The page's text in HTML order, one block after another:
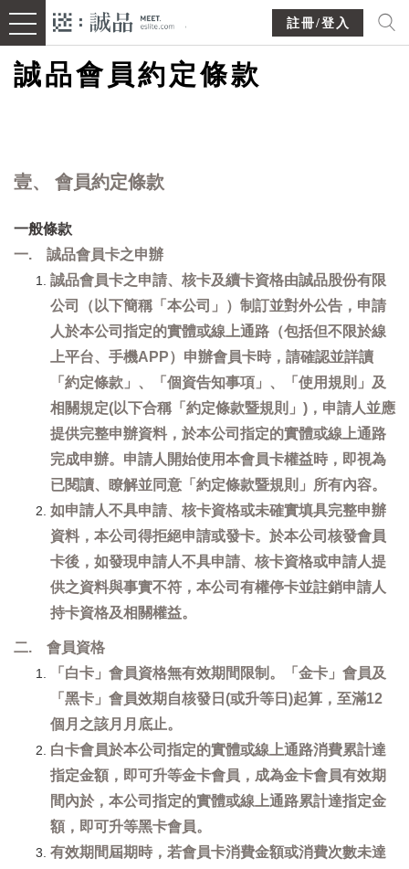
註冊/登入
誠品會員約定條款
壹、 會員約定條款
一般條款
一. 誠品會員卡之申辦
誠品會員卡之申請、核卡及續卡資格由誠品股份有限
公司（以下簡稱「本公司」）制訂並對外公告，申請
人於本公司指定的實體或線上通路（包括但不限於線
上平台、手機APP）申辦會員卡時，請確認並詳讀
「約定條款」、「個資告知事項」、「使用規則」及
相關規定(以下合稱「約定條款暨規則」)，申請人並應
提供完整申辦資料，於本公司指定的實體或線上通路
完成申辦。申請人開始使用本會員卡權益時，即視為
已閱讀、瞭解並同意「約定條款暨規則」所有內容。
如申請人不具申請、核卡資格或未確實填具完整申辦
資料，本公司得拒絕申請或發卡。於本公司核發會員
卡後，如發現申請人不具申請、核卡資格或申請人提
供之資料與事實不符，本公司有權停卡並註銷申請人
持卡資格及相關權益。
二. 會員資格
「白卡」會員資格無有效期間限制。「金卡」會員及
「黑卡」會員效期自核發日(或升等日)起算，至滿12
個月之該月月底止。
白卡會員於本公司指定的實體或線上通路消費累計達
指定金額，即可升等金卡會員，成為金卡會員有效期
間內於，本公司指定的實體或線上通路累計達指定金
額，即可升等黑卡會員。
有效期間屆期時，若會員卡消費金額或消費次數未達